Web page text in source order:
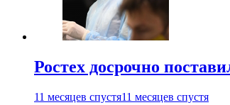
Ростех досрочно
11 месяцев спустя11 месяцев спустя